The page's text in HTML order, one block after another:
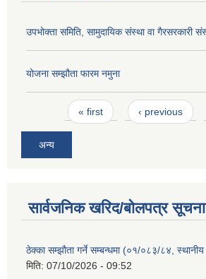
उपभोक्ता समिति, सामुदायिक संस्था वा गैरसरकारी
योजना सम्झौता फारम नमुना
Pages« first ‹ previous
अन्य
सार्वजनिक खरिद/बोलपत्र सूचना
ठेक्का सम्झौता गर्ने सम्बन्धमा (०१/०८३/८४,
मिति: 07/10/2026 - 09:52